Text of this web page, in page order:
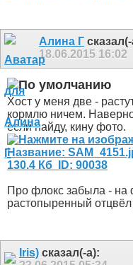
Алина Г
18.06.2015 16:02
Хост у меня две -
кормлю ничем.
если найду, кину фото.
Про флокс забыла -
растопыренный
Iris) сказал(-а):